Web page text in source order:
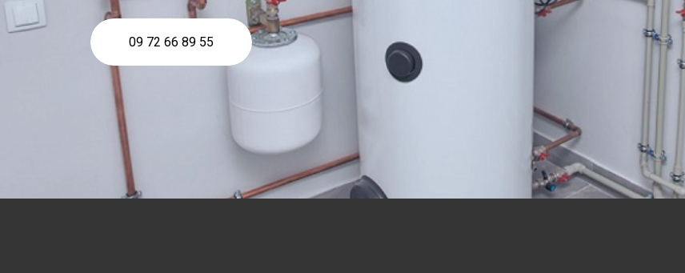
09 72 66 89 55